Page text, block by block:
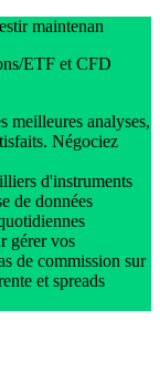
maintenan
ETF et CFD
meilleures analyses,
Négociez
d'instruments
de données
gérer vos
de commission sur
et spreads